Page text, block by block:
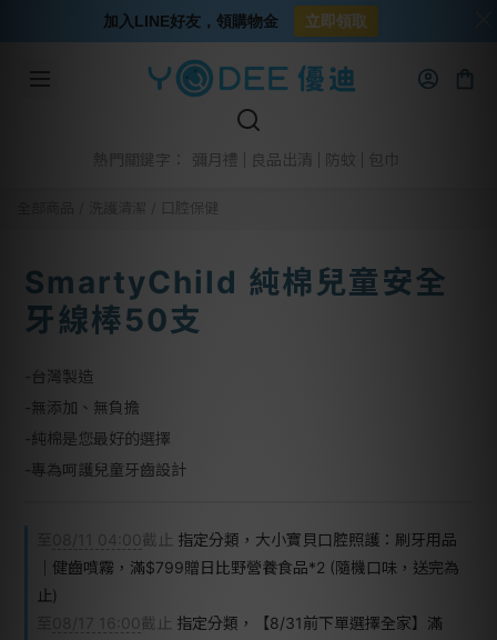
熱門關鍵字： 彌月禮 良品出清 防蚊
口腔保健
SmartyChild 純棉兒童安全
牙線棒50支
-台灣製造
-無添加、無負擔
-純棉是您最好的選擇
-專為呵護兒童牙齒設計
08/11 04:00截止 指定分類，大小寶貝口腔照護：刷牙用品
｜健齒噴霧，滿$799贈日比野營養食品*2 (隨機口味，送完為
止)
08/17 16:00截止 指定分類，【8/31前下單選擇全家】滿
加入LINE好友，領購物金 立即領取